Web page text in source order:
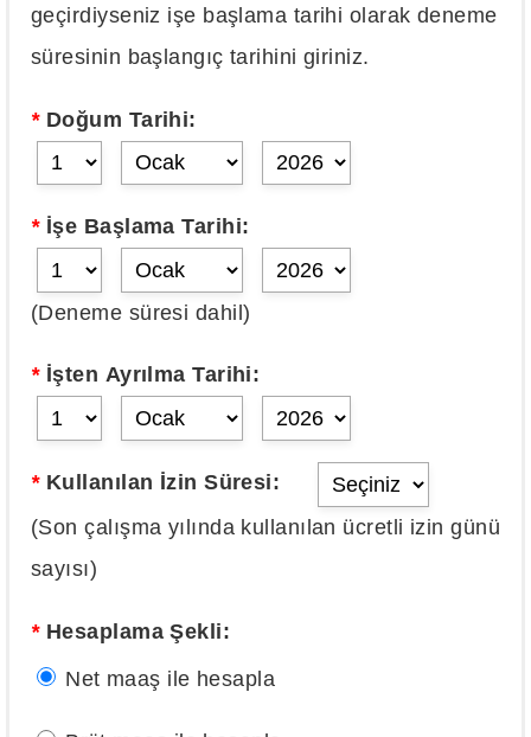
geçirdiyseniz işe başlama tarihi olarak deneme
süresinin başlangıç tarihini giriniz.
*Doğum Tarihi:
*İşe Başlama Tarihi:
(Deneme süresi dahil)
*İşten Ayrılma Tarihi:
*Kullanılan İzin Süresi:
(Son çalışma yılında kullanılan ücretli izin günü
sayısı)
*Hesaplama Şekli:
Net maaş ile hesapla